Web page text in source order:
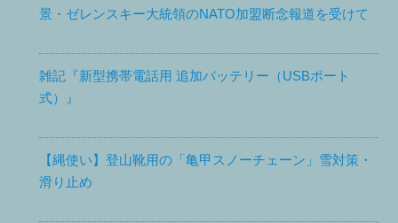
景・ゼレンスキー大統領のNATO加盟断念報道を受けて
雑記『新型携帯電話用 追加バッテリー（USBポート
式）』
【縄使い】登山靴用の「亀甲スノーチェーン」雪対策・
滑り止め